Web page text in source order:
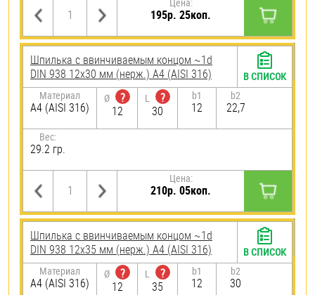
195р. 25коп.
Шпилька c ввинчиваемым концом ~1d
DIN 938 12х30 мм (нерж.) A4 (AISI 316)
Материал
A4 (AISI 316)
Ø
?
12
L
?
30
b1
12
b2
22,7
Вес:
29.2 гр.
Цена:
210р. 05коп.
В СПИСОК
Шпилька c ввинчиваемым концом ~1d
DIN 938 12х35 мм (нерж.) A4 (AISI 316)
Материал
A4 (AISI 316)
Ø
?
12
L
?
35
b1
12
b2
30
В СПИСОК